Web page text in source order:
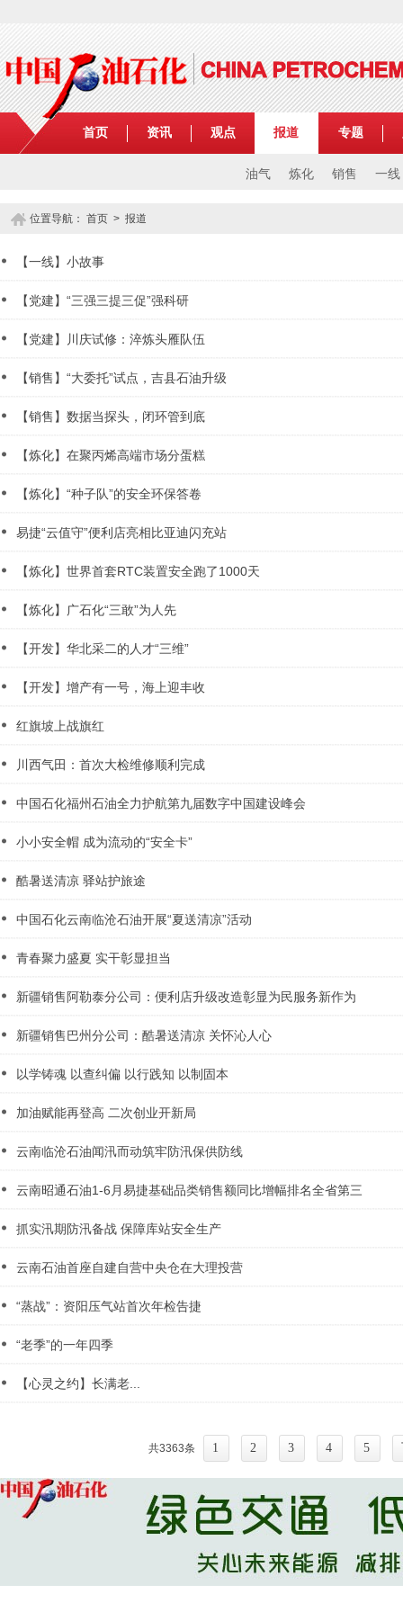
首页 资讯 观点 报道
油气 炼化 销售 一线
专题
位置导航： 首页 > 报道
【一线】小故事
【党建】“三强三提三促”强科研
【党建】川庆试修：淬炼头雁队伍
【销售】“大委托”试点，吉县石油升级
【销售】数据当探头，闭环管到底
【炼化】在聚丙烯高端市场分蛋糕
【炼化】“种子队”的安全环保答卷
易捷“云值守”便利店亮相比亚迪闪充站
【炼化】世界首套RTC装置安全跑了1000天
【炼化】广石化“三敢”为人先
【开发】华北采二的人才“三维”
【开发】增产有一号，海上迎丰收
红旗坡上战旗红
川西气田：首次大检维修顺利完成
中国石化福州石油全力护航第九届数字中国建设峰会
小小安全帽 成为流动的“安全卡”
酷暑送清凉 驿站护旅途
中国石化云南临沧石油开展“夏送清凉”活动
青春聚力盛夏 实干彰显担当
新疆销售阿勒泰分公司：便利店升级改造彰显为民服务新作为
新疆销售巴州分公司：酷暑送清凉 关怀沁人心
以学铸魂 以查纠偏 以行践知 以制固本
加油赋能再登高 二次创业开新局
云南临沧石油闻汛而动筑牢防汛保供防线
云南昭通石油1-6月易捷基础品类销售额同比增幅排名全省第三
抓实汛期防汛备战 保障库站安全生产
云南石油首座自建自营中央仓在大理投营
“蒸战”：资阳压气站首次年检告捷
“老季”的一年四季
【心灵之约】长满老...
共3363条 1 2 3 4 5